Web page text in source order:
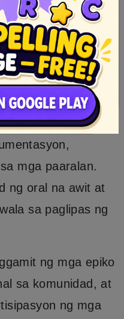
ng
upang
ang
ay
mga paaralan.
ng oral na awit at
sa paglipas ng
ng mga epiko
sa komunidad, at
ng mga